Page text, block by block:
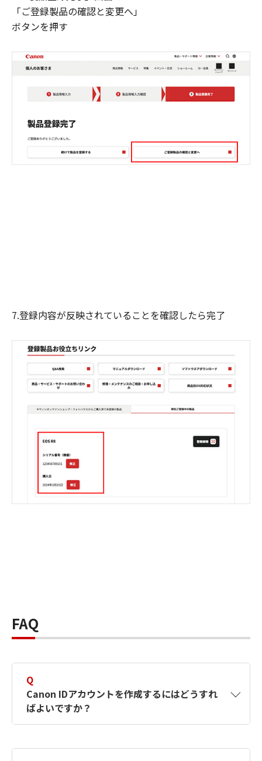
「ご登録製品の確認と変更へ」
ボタンを押す
7.登録内容が反映されていることを確認したら完了
FAQ
Q
Canon IDアカウントを作成するにはどうすれ
ばよいですか？